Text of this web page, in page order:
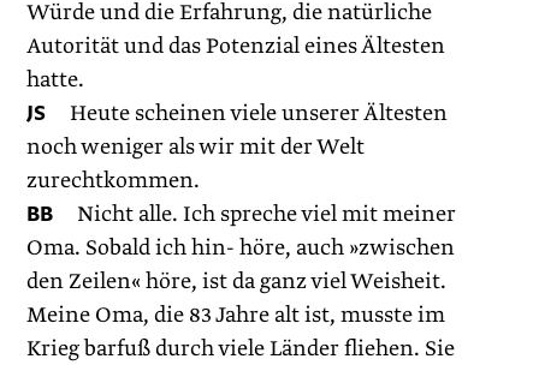
Würde und die Erfahrung, die natürliche
Autorität und das Potenzial eines Ältesten
hatte.
JSHeute scheinen viele unserer Ältesten
noch weniger als wir mit der Welt
zurechtkommen.
BB Nicht alle. Ich spreche viel mit meiner
Oma. Sobald ich hin- höre, auch »zwischen
den Zeilen« höre, ist da ganz viel Weisheit.
Meine Oma, die 83 Jahre alt ist, musste im
Krieg barfuß durch viele Länder fliehen. Sie